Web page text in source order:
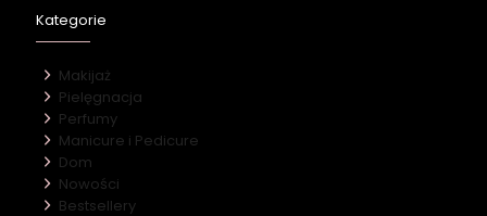
Kategorie
Makijaż
Pielęgnacja
Perfumy
Manicure i Pedicure
Dom
Nowości
Bestsellery